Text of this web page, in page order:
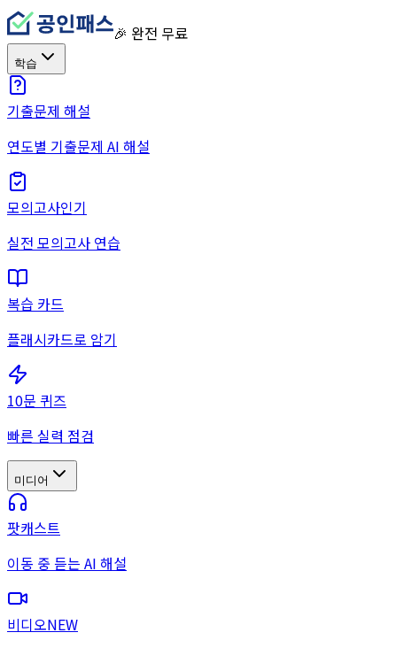
🎉 완전 무료
학습
기출문제 해설
연도별 기출문제 AI 해설
모의고사인기
실전 모의고사 연습
복습 카드
플래시카드로 암기
10문 퀴즈
빠른 실력 점검
미디어
팟캐스트
이동 중 듣는 AI 해설
비디오NEW